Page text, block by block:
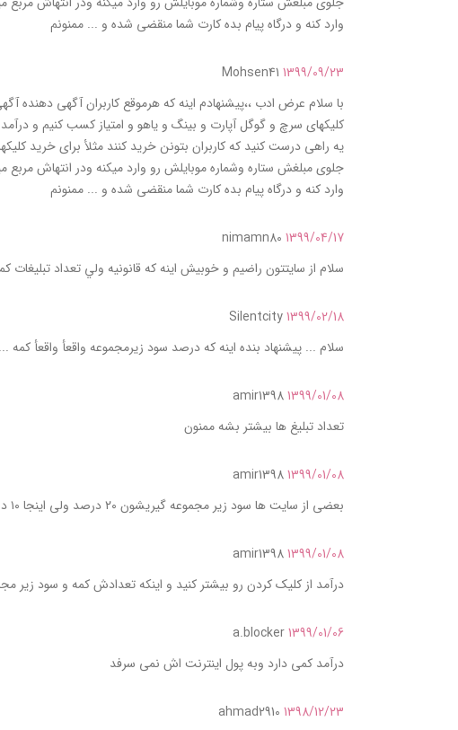
وارد کنه و درگاه پیام بده کارت شما منقضی شده و ... ممنونم
Mohsen41 1399/09/23
با سلام عرض ادب ،،پیشنهادم اینه که هرموقع کاربران آگهی دهنده
کلیکهای سرچ و گوگل آپارت و بینگ و یاهو و امتیاز کسب کنیم و
یه راهی درست کنید که کاربران بتونن خرید کنند مثلأ برای خرید
وارد کنه و درگاه پیام بده کارت شما منقضی شده و ... ممنونم
nimamn80 1399/04/17
سلام از سايتتون راضيم و خوبيش اينه که قانونيه ولي تعداد
Silentcity1399/02/18
سلام ... پیشنهاد بنده اینه که درصد سود زیرمجموعه واقعأ واقعأ کمه ... یعنی
amir13981399/01/08
تعداد تبلیغ ها بیشتر بشه ممنون
amir13981399/01/08
بعضی از سایت ها سود زیر مجموعه گیریشون ۲۰ درصد ولی اینجا ۱۰ درصد هست اگه اینو از ۲۰ درصد هم ببشتر کنین تعداد کاربران و ساعات فعالیت هم بیشتر میشه
amir13981399/01/08
درآمد از کلیک کردن رو بیشتر کنید و اینکه تعدادش کمه و سود زیر مجموعه گیری از ۱۰ درصد به ۲۰ درصد
a.blocker1399/01/06
درآمد کمی دارد وبه پول اینترنت اش نمی سرفد
ahmad2910 1398/12/23